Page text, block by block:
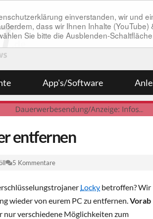
einverstanden, wir und
dass wir Ihnen Inhalte
Sie bitte die Ausblenden-
App's/Software
entfernen
5 Kommentare
Locky betroffen? Wir
wieder von eurem PC zu entfernen.Vorab
nur verschiedene Möglichkeiten zum